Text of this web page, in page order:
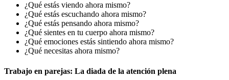
¿Qué estás viendo ahora mismo?
¿Qué estás escuchando ahora mismo?
¿Qué estás pensando ahora mismo?
¿Qué sientes en tu cuerpo ahora mismo?
¿Qué emociones estás sintiendo ahora mismo?
¿Qué necesitas ahora mismo?
Trabajo en parejas: La diada de la atención plena